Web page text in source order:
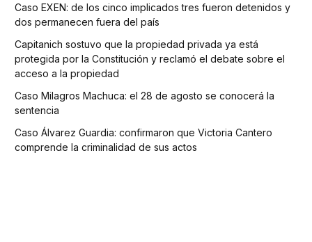
Caso EXEN: de los cinco implicados tres fueron detenidos y
dos permanecen fuera del país
Capitanich sostuvo que la propiedad privada ya está
protegida por la Constitución y reclamó el debate sobre el
acceso a la propiedad
Caso Milagros Machuca: el 28 de agosto se conocerá la
sentencia
Caso Álvarez Guardia: confirmaron que Victoria Cantero
comprende la criminalidad de sus actos